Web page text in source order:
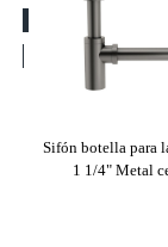
Sifón botella para
1 1/4" Metal